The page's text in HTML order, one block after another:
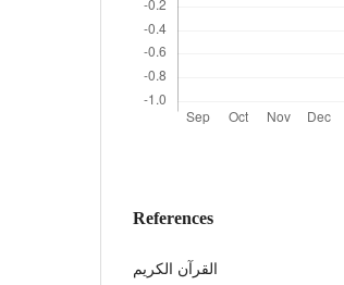
References
القرآن الكريم